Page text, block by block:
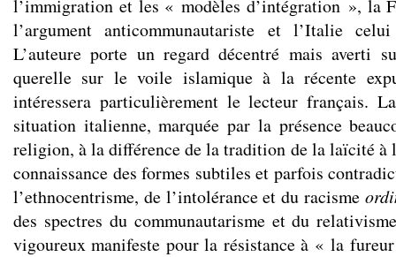
l’immigration et les « modèles d’intégration », la
l’argument anticommunautariste et l’Italie
L’auteure porte un regard décentré mais averti
querelle sur le voile islamique à la récente
intéressera particulièrement le lecteur français.
situation italienne, marquée par la présence
religion, à la différence de la tradition de la laïcité à
connaissance des formes subtiles et parfois
l’ethnocentrisme, de l’intolérance et du racisme
des spectres du communautarisme et du
vigoureux manifeste pour la résistance à « la